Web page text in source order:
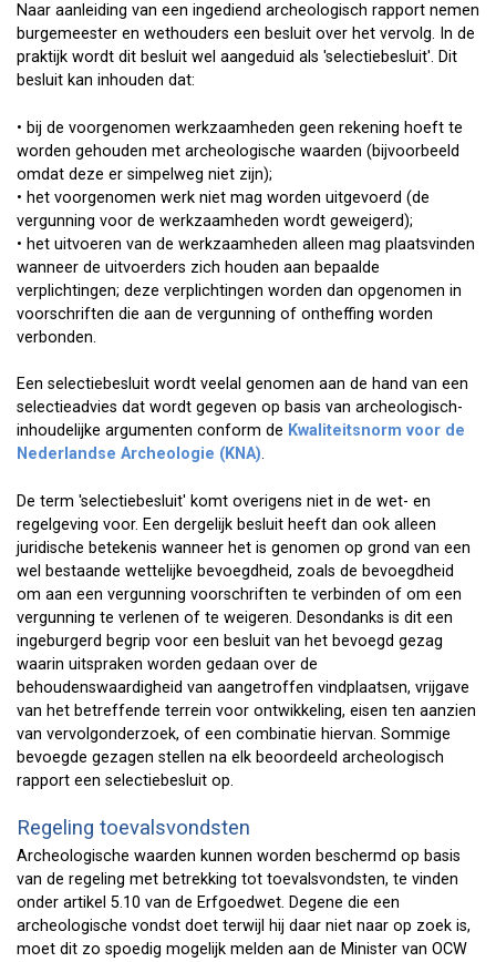
Naar aanleiding van een ingediend archeologisch rapport nemen
burgemeester en wethouders een besluit over het vervolg. In de
praktijk wordt dit besluit wel aangeduid als 'selectiebesluit'. Dit
besluit kan inhouden dat:
• bij de voorgenomen werkzaamheden geen rekening hoeft te
worden gehouden met archeologische waarden (bijvoorbeeld
omdat deze er simpelweg niet zijn);
• het voorgenomen werk niet mag worden uitgevoerd (de
vergunning voor de werkzaamheden wordt geweigerd);
• het uitvoeren van de werkzaamheden alleen mag plaatsvinden
wanneer de uitvoerders zich houden aan bepaalde
verplichtingen; deze verplichtingen worden dan opgenomen in
voorschriften die aan de vergunning of ontheffing worden
verbonden.
Een selectiebesluit wordt veelal genomen aan de hand van een
selectieadvies dat wordt gegeven op basis van archeologisch-
inhoudelijke argumenten conform de Kwaliteitsnorm voor de
Nederlandse Archeologie (KNA).
De term 'selectiebesluit' komt overigens niet in de wet- en
regelgeving voor. Een dergelijk besluit heeft dan ook alleen
juridische betekenis wanneer het is genomen op grond van een
wel bestaande wettelijke bevoegdheid, zoals de bevoegdheid
om aan een vergunning voorschriften te verbinden of om een
vergunning te verlenen of te weigeren. Desondanks is dit een
ingeburgerd begrip voor een besluit van het bevoegd gezag
waarin uitspraken worden gedaan over de
behoudenswaardigheid van aangetroffen vindplaatsen, vrijgave
van het betreffende terrein voor ontwikkeling, eisen ten aanzien
van vervolgonderzoek, of een combinatie hiervan. Sommige
bevoegde gezagen stellen na elk beoordeeld archeologisch
rapport een selectiebesluit op.
Regeling toevalsvondsten
Archeologische waarden kunnen worden beschermd op basis
van de regeling met betrekking tot toevalsvondsten, te vinden
onder artikel 5.10 van de Erfgoedwet. Degene die een
archeologische vondst doet terwijl hij daar niet naar op zoek is,
moet dit zo spoedig mogelijk melden aan de Minister van OCW